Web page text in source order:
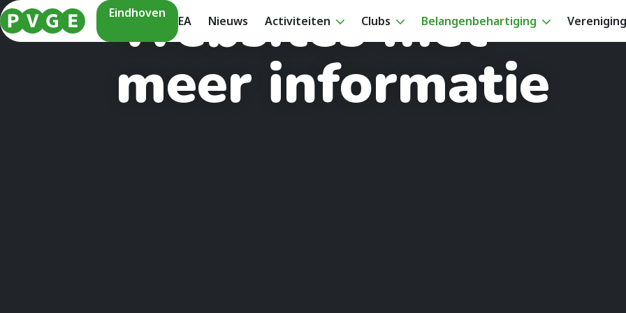
Eindhoven
EA Nieuws Activiteiten Clubs Belangenbehartiging Vereniging
Websites met
meer informatie